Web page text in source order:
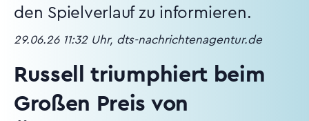
den Spielverlauf zu informieren.
29.06.26 11:32 Uhr, dts-nachrichtenagentur.de
Russell triumphiert beim
Großen Preis von